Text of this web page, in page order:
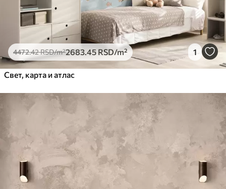
4472.42RSD/m²2683 .45 RSD/m² 1
Свет, карта и атлас